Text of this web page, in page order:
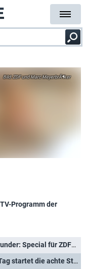
ZDF und Marc MeyerbrÃ¶ker
Programm der
"Dr. Nice" erlebt Weihnachtswunder: Special für ZDF-Reihe mit Patrick Kalupa
"SOKO Potsdam": An diesem Tag startet die achte Staffel